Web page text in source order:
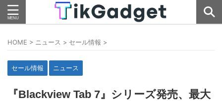
HOME > ニュース > セール情報 >
セール情報 ニュース
『Blackview Tab 7』シリーズ発売、最大